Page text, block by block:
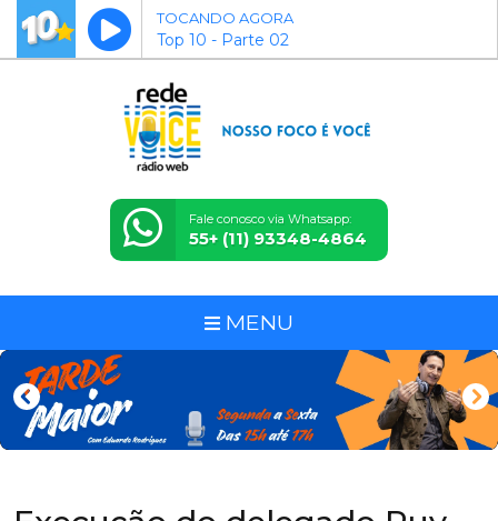
TOCANDO AGORA
Top 10 - Parte 02
Fale conosco via Whatsapp:
55+ (11) 93348-4864
MENU